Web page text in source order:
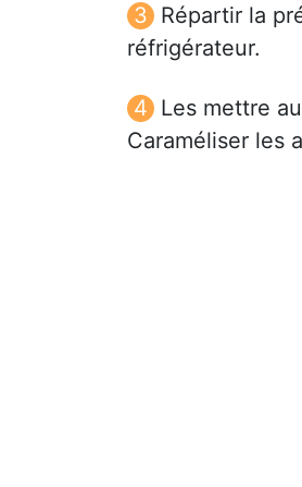
Répartir la
réfrigérateur.
Les mettre
Caraméliser les